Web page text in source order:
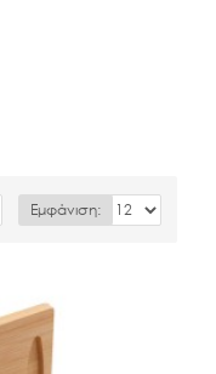
Εμφάνιση: